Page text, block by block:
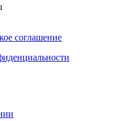
соглашение